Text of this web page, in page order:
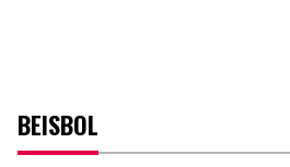
BEISBOL